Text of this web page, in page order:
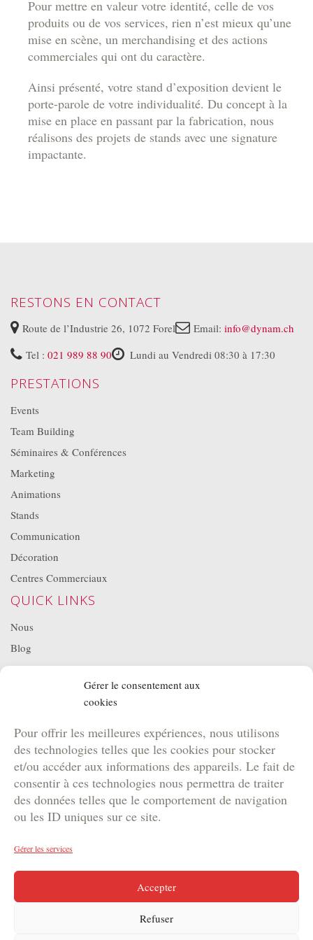
Gérer le consentement aux
cookies
Pour offrir les meilleures expériences, nous utilisons
des technologies telles que les cookies pour stocker
et/ou accéder aux informations des appareils. Le fait de
consentir à ces technologies nous permettra de traiter
des données telles que le comportement de navigation
ou les ID uniques sur ce site.
Gérer les services
Accepter
Refuser
Pour mettre en valeur votre identité, celle de vos
produits ou de vos services, rien n’est mieux qu’une
mise en scène, un merchandising et des actions
commerciales qui ont du caractère.
Ainsi présenté, votre stand d’exposition devient le
porte-parole de votre individualité. Du concept à la
mise en place en passant par la fabrication, nous
réalisons des projets de stands avec une signature
impactante.
RESTONS EN CONTACT
Route de l’Industrie 26, 1072 Forel Email: info@dynam.ch
Tel : 021 989 88 90 Lundi au Vendredi 08:30 à 17:30
PRESTATIONS
Events
Team Building
Séminaires & Conférences
Marketing
Animations
Stands
Communication
Décoration
Centres Commerciaux
QUICK LINKS
Nous
Blog
Projets
Location de matériel
Brochure Team Building
Brochure Outdoor
Brochure Agence
Brochure Kids
Copyright © 2024 DYNAM | Votre agence de marketing
événementiel en Suisse